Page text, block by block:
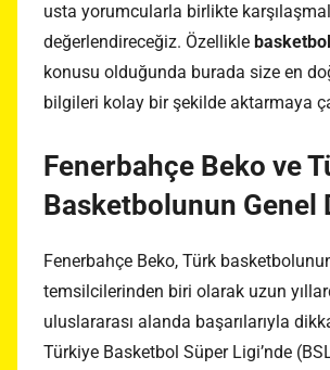
usta yorumcularla birlikte
değerlendireceğiz. Özellikle
konusu olduğunda burada size en
bilgileri kolay bir şekilde aktarmaya
Fenerbahçe Beko ve
Basketbolunun Genel
Fenerbahçe Beko, Türk
temsilcilerinden biri olarak uzun
uluslararası alanda başarılarıyla
Türkiye Basketbol Süper Ligi’nde